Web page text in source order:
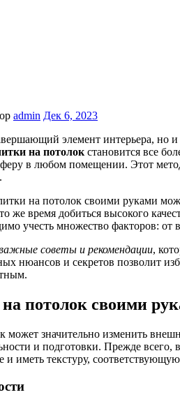
admin Дек 6, 2023
на потолок становится все
в любом помещении. Этот
на потолок своими руками
же время добиться высокого
учесть множество факторов: от
советы и рекомендации,
нюансов и секретов позволит
потолок своими
может значительно изменить
и подготовки. Прежде
и иметь текстуру,